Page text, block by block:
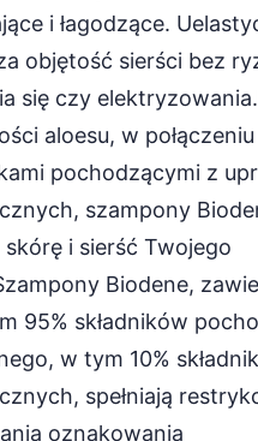
i łagodzące.
objętość sierści bez
się czy
aloesu, w
pochodzącymi z
szampony
skórę i sierść Twojego
Biodene,
95% składników
w tym 10%
spełniają
oznakowania